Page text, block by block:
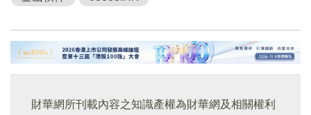
財華網所刊載內容之知識產權為財華網及相關權利